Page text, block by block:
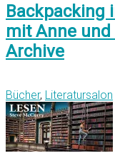
Backpacking
mit Anne und
Archive
Bücher, Literatursalon